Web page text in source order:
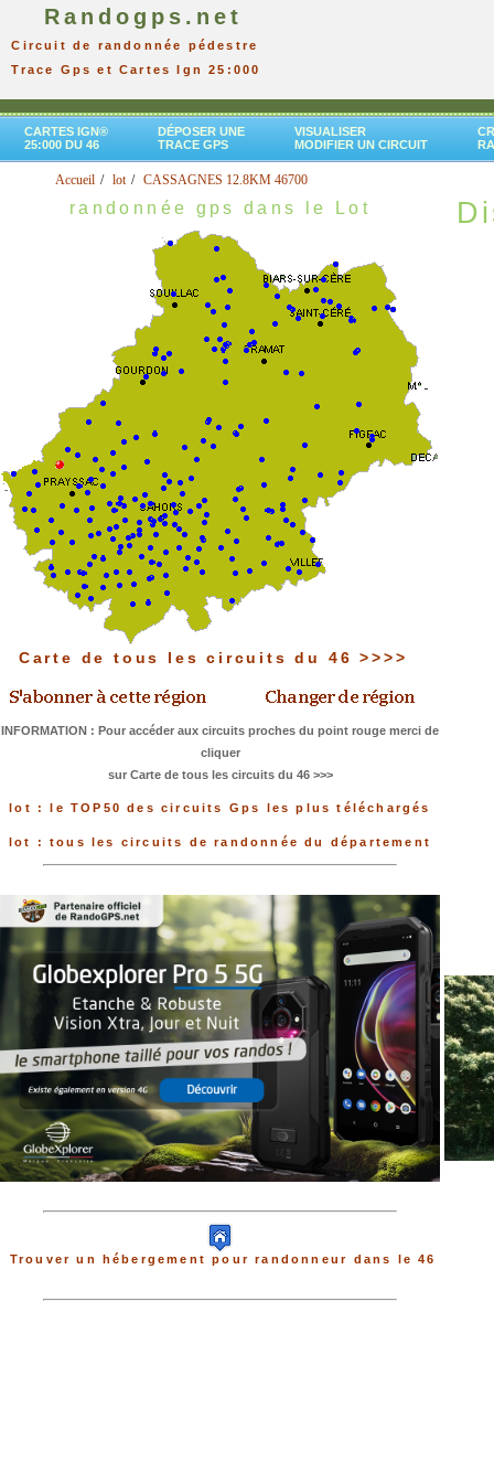
Randogps.net
Circuit de randonnée pédestre
Trace Gps et Cartes Ign 25:000
CARTES IGN®
25:000 DU 46
DÉPOSER UNE
TRACE GPS
VISUALISER
MODIFIER UN CIRCUIT
Accueil lot CASSAGNES 12.8KM 46700
randonnée gps dans le Lot
Carte de tous les circuits du 46 >>>>
INFORMATION : Pour accéder aux circuits proches du point rouge merci de
cliquer
sur Carte de tous les circuits du 46 >>>
lot : le TOP50 des circuits Gps les plus téléchargés
lot : tous les circuits de randonnée du département
Trouver un hébergement pour randonneur dans le 46